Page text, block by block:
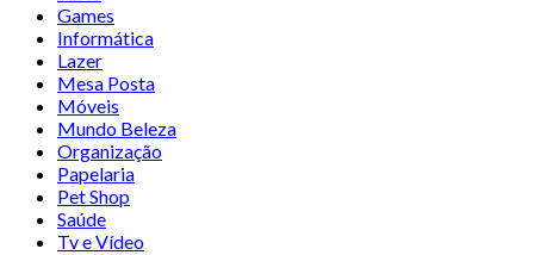
Games
Informática
Lazer
Mesa Posta
Móveis
Mundo Beleza
Organização
Papelaria
Pet Shop
Saúde
Tv e Vídeo